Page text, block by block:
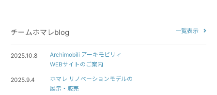
チームホマレblog 一覧表示
2025.10.8
Archimobili アーキモビリィ
WEBサイトのご案内
2025.9.4
ホマレ リノベーションモデルの
展示・販売